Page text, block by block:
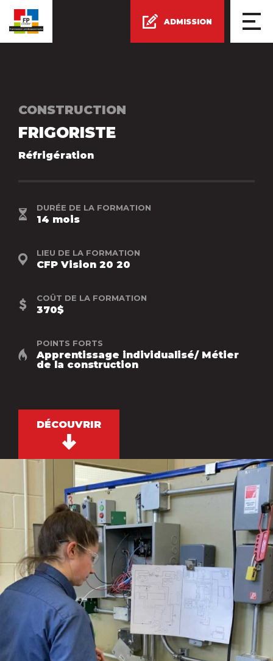
PROGRAMMES
NOS CENTRES DE FORMATION
ÉLÈVE D’UN JOUR
ADMISSION
CONSTRUCTION
FRIGORISTE
Réfrigération
DURÉE DE LA FORMATION
14 mois
LIEU DE LA FORMATION
CFP Vision 20 20
COÛT DE LA FORMATION
370$
POINTS FORTS
Apprentissage individualisé/ Métier
de la construction
DÉCOUVRIR